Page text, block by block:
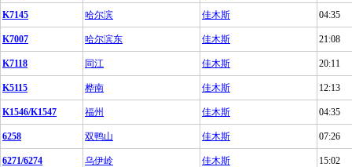
K7145 哈尔滨 佳木斯 04:35
K7007 哈尔滨东 佳木斯 21:08
K7118 同江 佳木斯 20:11
K5115 桦南 佳木斯 12:13
K1546/K1547 福州 佳木斯 04:35
6258 双鸭山 佳木斯 07:26
6271/6274 乌伊岭 佳木斯 15:02